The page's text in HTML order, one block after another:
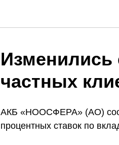
Изменились
частных
АКБ «НООСФЕРА» (АО)
процентных ставок по